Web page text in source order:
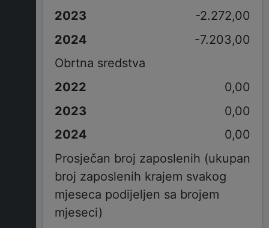
-2.272,00
-7.203,00
Obrtna sredstva
0,00
0,00
0,00
Prosječan broj zaposlenih (ukupan
broj zaposlenih krajem svakog
mjeseca podijeljen sa brojem
mjeseci)